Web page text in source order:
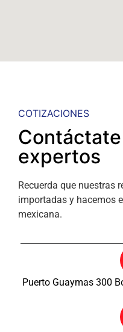
COTIZACIONES
expertos
Recuerda que nuestras
importadas y hacemos
mexicana.
Puerto Guaymas 300